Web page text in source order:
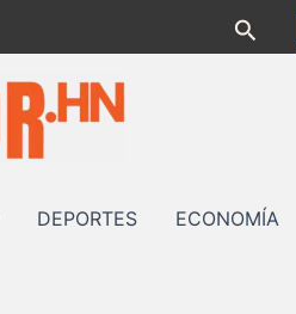
Buscar
DEPORTES ECONOMÍA